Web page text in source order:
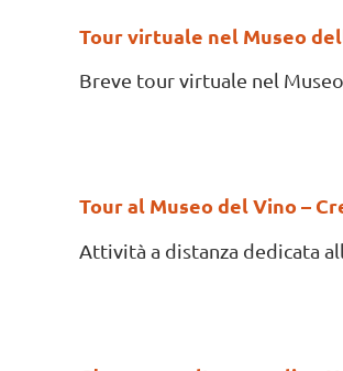
Tour virtuale nel Museo
Breve tour virtuale nel
Tour al Museo del Vino –
Attività a distanza dedicata